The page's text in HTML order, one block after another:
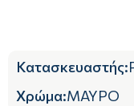
Κατασκευαστής:
Χρώμα:ΜΑΥΡΟ